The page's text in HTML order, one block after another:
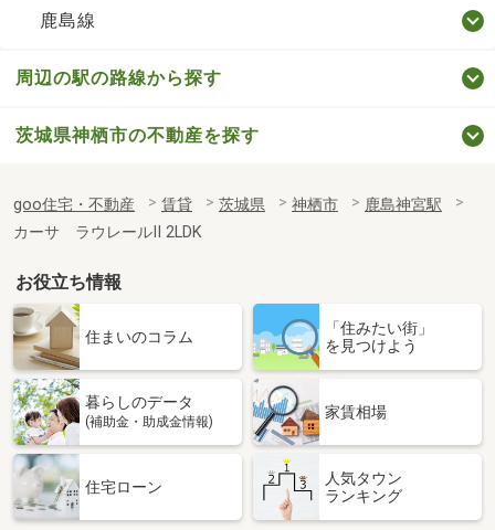
鹿島線
周辺の駅の路線から探す
茨城県神栖市の不動産を探す
goo住宅・不動産 賃貸 茨城県 神栖市
鹿島神宮駅
カーサ ラウレールⅡ 2LDK
お役立ち情報
住まいのコラム
「住みたい街」
を見つけよう
暮らしのデータ
(補助金・助成金情報)
家賃相場
住宅ローン
人気タウン
ランキング